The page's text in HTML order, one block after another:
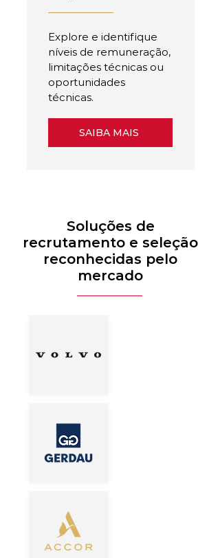
Explore e identifique
níveis de remuneração,
limitações técnicas ou
oportunidades
técnicas.
SAIBA MAIS
Soluções de
recrutamento e seleção
reconhecidas pelo
mercado